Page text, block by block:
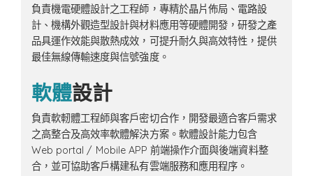
負責機電硬體設計之工程師，專精於晶片佈局、電路設
計、機構外觀造型設計與材料應用等硬體開發，研發之產
品具運作效能與散熱成效，可提升耐久與高效特性，提供
最佳無線傳輸速度與信號強度。
軟體設計
負責軟軔體工程師與客戶密切合作，開發最適合客戶需求
之高整合及高效率軟體解決方案。軟體設計能力包含
Web portal / Mobile APP 前端操作介面與後端資料整
合，並可協助客戶構建私有雲端服務和應用程序。